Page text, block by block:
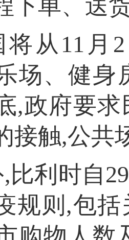
下单、送
将从11月
场、健身
,政府要
接触,公共
比利时自
规则,包